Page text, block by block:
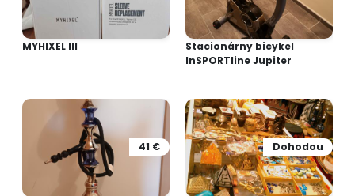
MYHIXEL III
Stacionárny bicykel
InSPORTline Jupiter
41 € Dohodou